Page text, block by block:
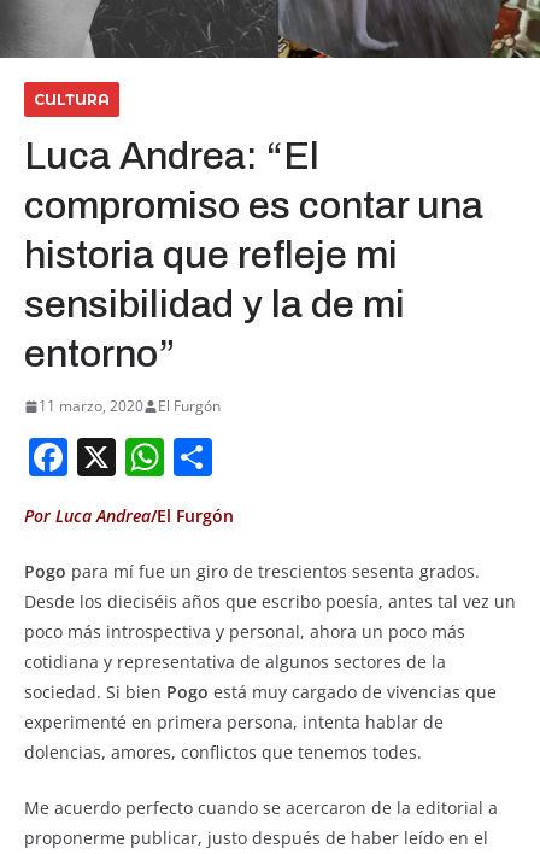
CULTURA
Luca Andrea: “El
compromiso es contar una
historia que refleje mi
sensibilidad y la de mi
entorno”
11 marzo, 2020 El Furgón
F
c
e
b
o
o
k
X W
h
at
s
A
p
p
h
ar
e
Por Luca Andrea/El Furgón
Pogo para mí fue un giro de trescientos sesenta grados.
Desde los dieciséis años que escribo poesía, antes tal vez un
poco más introspectiva y personal, ahora un poco más
cotidiana y representativa de algunos sectores de la
sociedad. Si bien Pogo está muy cargado de vivencias que
experimenté en primera persona, intenta hablar de
dolencias, amores, conflictos que tenemos todes.
Me acuerdo perfecto cuando se acercaron de la editorial a
proponerme publicar, justo después de haber leído en el